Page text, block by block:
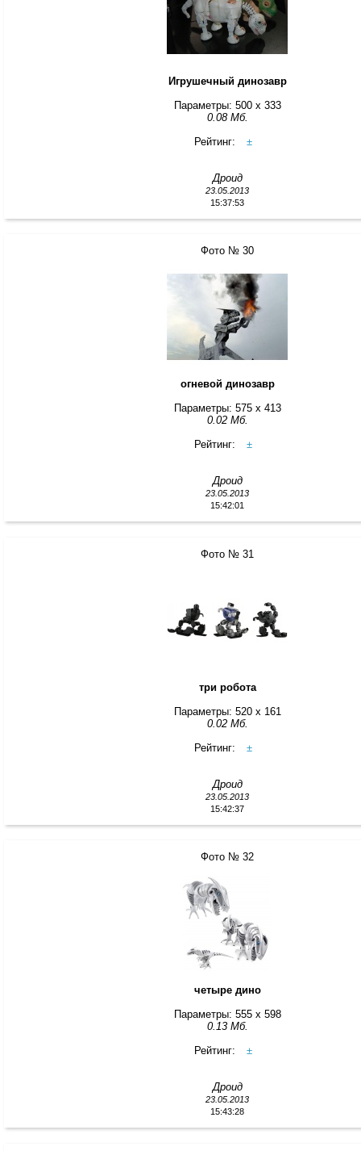
Игрушечный динозавр
Параметры: 500 x 333
0.08 Мб.
Рейтинг:
±
Дроид
23.05.2013
15:37:53
Фото № 30
огневой динозавр
Параметры: 575 x 413
0.02 Мб.
Рейтинг:
±
Дроид
23.05.2013
15:42:01
Фото № 31
три робота
Параметры: 520 x 161
0.02 Мб.
Рейтинг:
±
Дроид
23.05.2013
15:42:37
Фото № 32
четыре дино
Параметры: 555 x 598
0.13 Мб.
Рейтинг:
±
Дроид
23.05.2013
15:43:28